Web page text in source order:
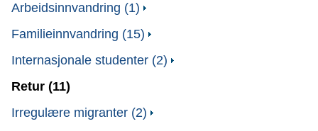
Arbeidsinnvandring (1)
Familieinnvandring (15)
Internasjonale studenter (2)
Retur (11)
Irregulære migranter (2)